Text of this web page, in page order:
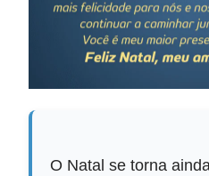
O Natal se torna